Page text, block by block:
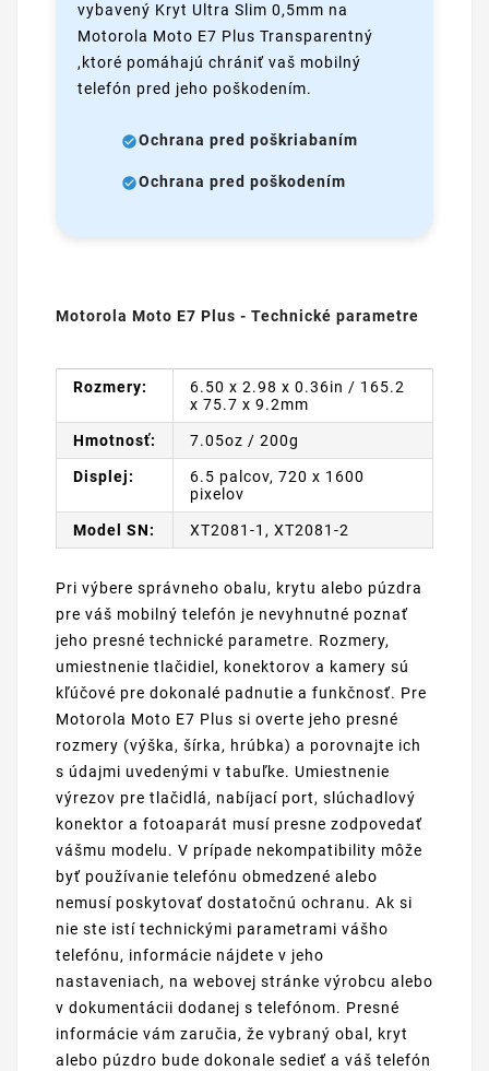
vybavený Kryt Ultra Slim 0,5mm na
Motorola Moto E7 Plus Transparentný
,ktoré pomáhajú chrániť vaš mobilný
telefón pred jeho poškodením.
Ochrana pred poškriabaním
Ochrana pred poškodením
Motorola Moto E7 Plus - Technické parametre
Rozmery:
6.50 x 2.98 x 0.36in / 165.2
x 75.7 x 9.2mm
Hmotnosť: 7.05oz / 200g
Displej:
6.5 palcov, 720 x 1600
pixelov
Model SN: XT2081-1, XT2081-2
Pri výbere správneho obalu, krytu alebo púzdra
pre váš mobilný telefón je nevyhnutné poznať
jeho presné technické parametre. Rozmery,
umiestnenie tlačidiel, konektorov a kamery sú
kľúčové pre dokonalé padnutie a funkčnosť. Pre
Motorola Moto E7 Plus si overte jeho presné
rozmery (výška, šírka, hrúbka) a porovnajte ich
s údajmi uvedenými v tabuľke. Umiestnenie
výrezov pre tlačidlá, nabíjací port, slúchadlový
konektor a fotoaparát musí presne zodpovedať
vášmu modelu. V prípade nekompatibility môže
byť používanie telefónu obmedzené alebo
nemusí poskytovať dostatočnú ochranu. Ak si
nie ste istí technickými parametrami vášho
telefónu, informácie nájdete v jeho
nastaveniach, na webovej stránke výrobcu alebo
v dokumentácii dodanej s telefónom. Presné
informácie vám zaručia, že vybraný obal, kryt
alebo púzdro bude dokonale sedieť a váš telefón